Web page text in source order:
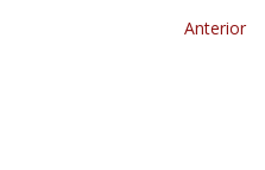
Anterior